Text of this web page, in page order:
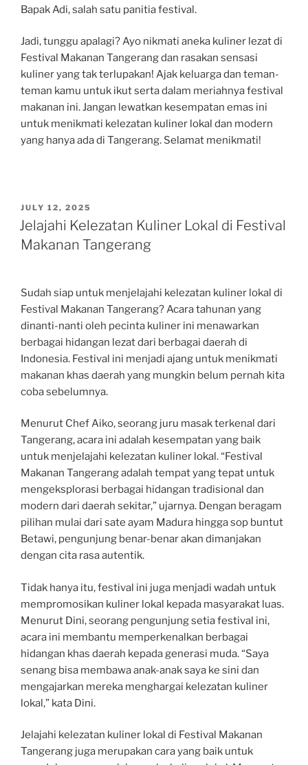
Bapak Adi, salah satu panitia festival.
Jadi, tunggu apalagi? Ayo nikmati aneka kuliner lezat di
Festival Makanan Tangerang dan rasakan sensasi
kuliner yang tak terlupakan! Ajak keluarga dan teman-
teman kamu untuk ikut serta dalam meriahnya festival
makanan ini. Jangan lewatkan kesempatan emas ini
untuk menikmati kelezatan kuliner lokal dan modern
yang hanya ada di Tangerang. Selamat menikmati!
POSTED
ON
JULY 12, 2025
Jelajahi Kelezatan Kuliner Lokal di Festival
Makanan Tangerang
Sudah siap untuk menjelajahi kelezatan kuliner lokal di
Festival Makanan Tangerang? Acara tahunan yang
dinanti-nanti oleh pecinta kuliner ini menawarkan
berbagai hidangan lezat dari berbagai daerah di
Indonesia. Festival ini menjadi ajang untuk menikmati
makanan khas daerah yang mungkin belum pernah kita
coba sebelumnya.
Menurut Chef Aiko, seorang juru masak terkenal dari
Tangerang, acara ini adalah kesempatan yang baik
untuk menjelajahi kelezatan kuliner lokal. “Festival
Makanan Tangerang adalah tempat yang tepat untuk
mengeksplorasi berbagai hidangan tradisional dan
modern dari daerah sekitar,” ujarnya. Dengan beragam
pilihan mulai dari sate ayam Madura hingga sop buntut
Betawi, pengunjung benar-benar akan dimanjakan
dengan cita rasa autentik.
Tidak hanya itu, festival ini juga menjadi wadah untuk
mempromosikan kuliner lokal kepada masyarakat luas.
Menurut Dini, seorang pengunjung setia festival ini,
acara ini membantu memperkenalkan berbagai
hidangan khas daerah kepada generasi muda. “Saya
senang bisa membawa anak-anak saya ke sini dan
mengajarkan mereka menghargai kelezatan kuliner
lokal,” kata Dini.
Jelajahi kelezatan kuliner lokal di Festival Makanan
Tangerang juga merupakan cara yang baik untuk